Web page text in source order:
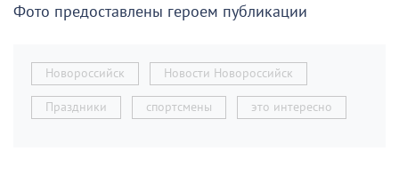
Фото предоставлены героем публикации
Новороссийск Новости Новороссийск
Праздники спортсмены это интересно